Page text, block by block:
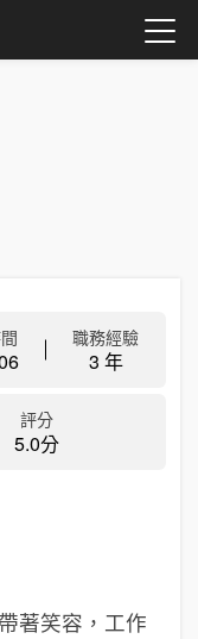
職務經驗
3 年
評分
5.0分
著笑容，工作